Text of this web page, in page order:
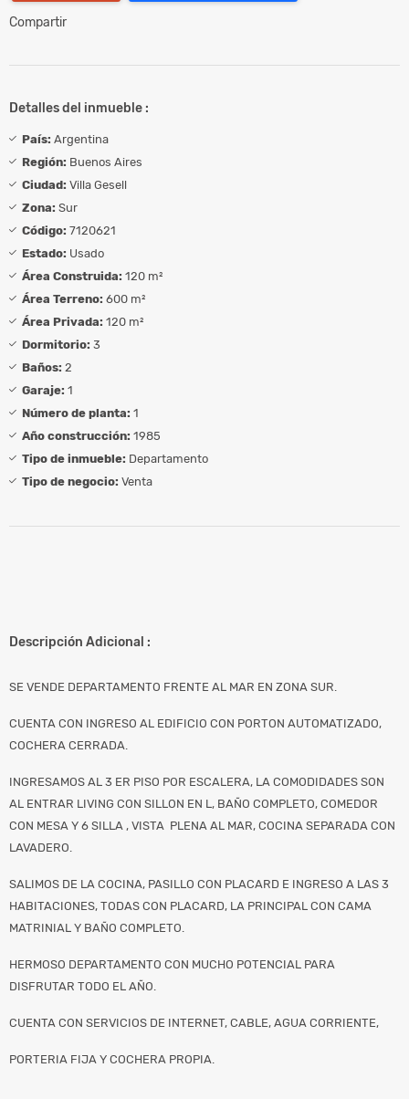
Compartir
Detalles del inmueble :
País: Argentina
Región: Buenos Aires
Ciudad: Villa Gesell
Zona: Sur
Código: 7120621
Estado: Usado
Área Construida: 120 m²
Área Terreno: 600 m²
Área Privada: 120 m²
Dormitorio: 3
Baños: 2
Garaje: 1
Número de planta: 1
Año construcción: 1985
Tipo de inmueble: Departamento
Tipo de negocio: Venta
Descripción Adicional :
SE VENDE DEPARTAMENTO FRENTE AL MAR EN ZONA SUR.
CUENTA CON INGRESO AL EDIFICIO CON PORTON AUTOMATIZADO,
COCHERA CERRADA.
INGRESAMOS AL 3 ER PISO POR ESCALERA, LA COMODIDADES SON
AL ENTRAR LIVING CON SILLON EN L, BAÑO COMPLETO, COMEDOR
CON MESA Y 6 SILLA , VISTA PLENA AL MAR, COCINA SEPARADA CON
LAVADERO.
SALIMOS DE LA COCINA, PASILLO CON PLACARD E INGRESO A LAS 3
HABITACIONES, TODAS CON PLACARD, LA PRINCIPAL CON CAMA
MATRINIAL Y BAÑO COMPLETO.
HERMOSO DEPARTAMENTO CON MUCHO POTENCIAL PARA
DISFRUTAR TODO EL AÑO.
CUENTA CON SERVICIOS DE INTERNET, CABLE, AGUA CORRIENTE,
PORTERIA FIJA Y COCHERA PROPIA.